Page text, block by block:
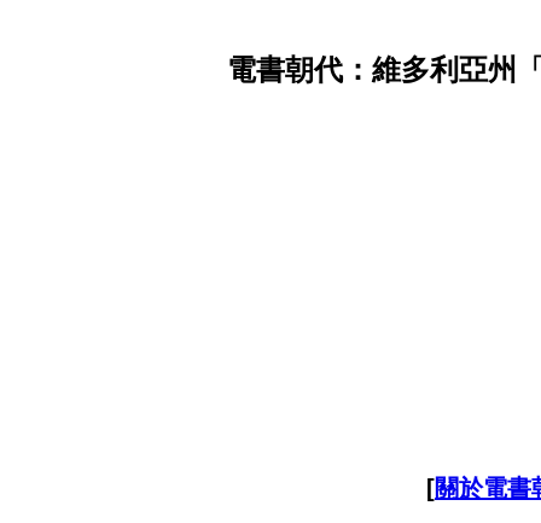
電書朝代：維多利亞州
[關於電書